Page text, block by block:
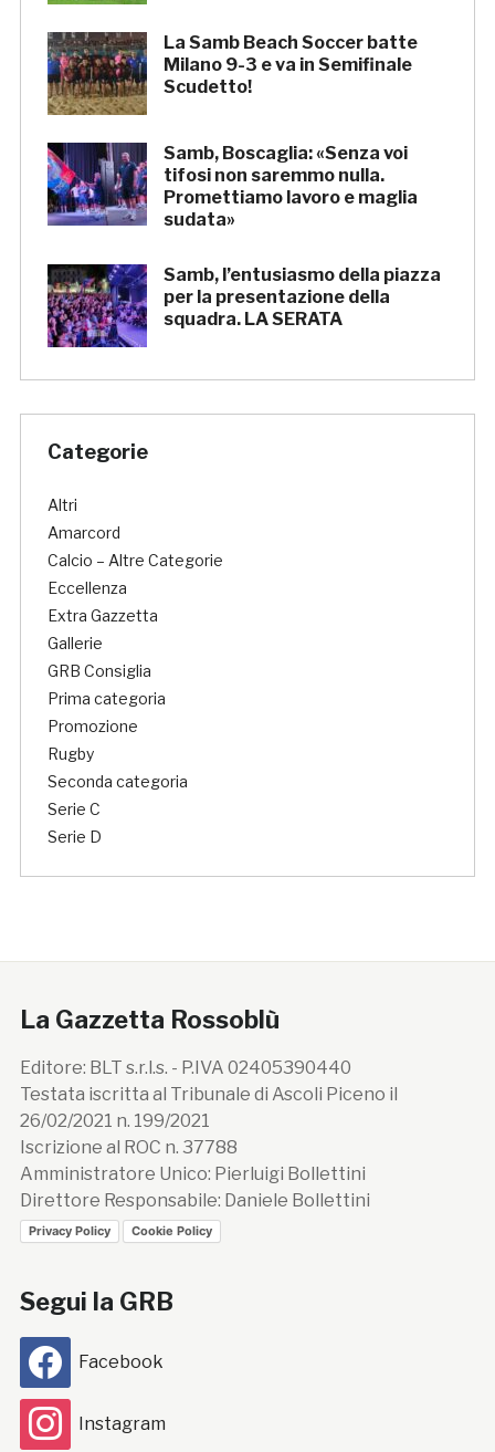
La Samb Beach Soccer batte
Milano 9-3 e va in Semifinale
Scudetto!
Samb, Boscaglia: «Senza voi
tifosi non saremmo nulla.
Promettiamo lavoro e maglia
sudata»
Samb, l’entusiasmo della piazza
per la presentazione della
squadra. LA SERATA
Categorie
Altri
Amarcord
Calcio – Altre Categorie
Eccellenza
Extra Gazzetta
Gallerie
GRB Consiglia
Prima categoria
Promozione
Rugby
Seconda categoria
Serie C
Serie D
La Gazzetta Rossoblù
Editore: BLT s.r.l.s. - P.IVA 02405390440
Testata iscritta al Tribunale di Ascoli Piceno il
26/02/2021 n. 199/2021
Iscrizione al ROC n. 37788
Amministratore Unico: Pierluigi Bollettini
Direttore Responsabile: Daniele Bollettini
Privacy Policy Cookie Policy
Segui la GRB
Facebook
Instagram